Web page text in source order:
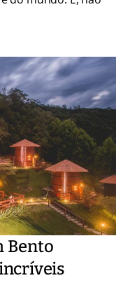
Bento